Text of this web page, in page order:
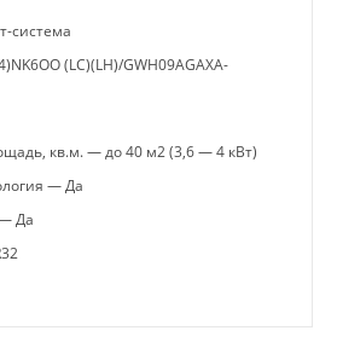
система
(LC)(LH)/GWH09AGAXA-
кв.м. — до 40 м2 (3,6 — 4 кВт)
— Да
Да